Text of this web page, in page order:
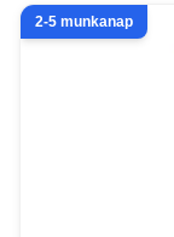
2-5 munkanap